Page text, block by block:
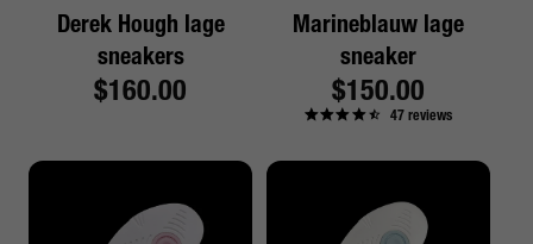
Derek Hough lage
sneakers
Reguliere
$160.00
Marineblauw lage
sneaker
Reguliere
prijs
$150.00
47reviews